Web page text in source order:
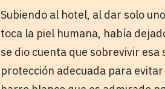
Subiendo al hotel, al dar solo
toca la piel humana, había
se dio cuenta que sobrevivir
protección adecuada para